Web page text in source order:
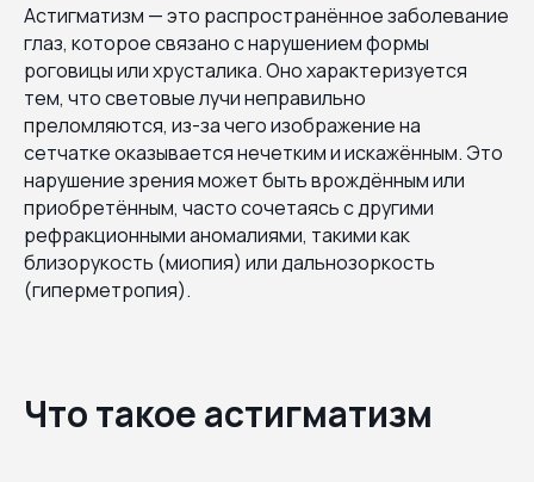
Астигматизм — это распространённое заболевание
глаз, которое связано с нарушением формы
роговицы или хрусталика. Оно характеризуется
тем, что световые лучи неправильно
преломляются, из-за чего изображение на
сетчатке оказывается нечетким и искажённым. Это
нарушение зрения может быть врождённым или
приобретённым, часто сочетаясь с другими
рефракционными аномалиями, такими как
близорукость (миопия) или дальнозоркость
(гиперметропия).
Что такое астигматизм